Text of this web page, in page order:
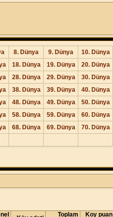
8. Dünya 9. Dünya
10. Dünya
18. Dünya 19. Dünya
20. Dünya
28. Dünya 29. Dünya
30. Dünya
38. Dünya 39. Dünya
40. Dünya
48. Dünya 49. Dünya
50. Dünya
58. Dünya 59. Dünya
60. Dünya
68. Dünya 69. Dünya
70. Dünya
Toplam
Koy puan